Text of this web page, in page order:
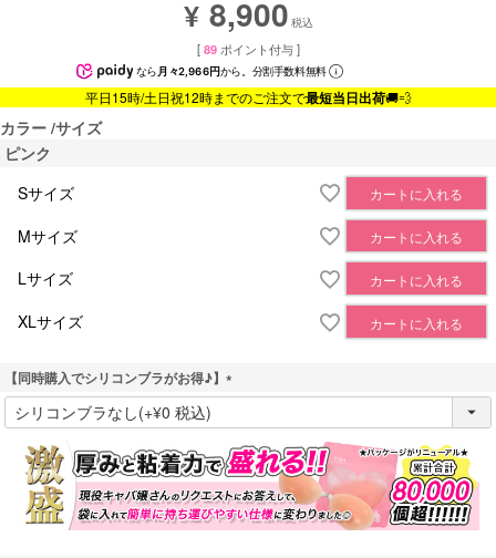
¥ 8,900 税込
[ 89 ポイント付与 ]
なら 月々2,966円から。分割手数料無料
平日15時/土日祝12時までのご注文で最短当日出荷🚚💨
カラー サイズ
ピンク
Sサイズ
カートに入れる
Mサイズ カートに入れる
Lサイズ カートに入れる
XLサイズ カートに入れる
【同時購入でシリコンブラがお得♪】
(
必
須
)